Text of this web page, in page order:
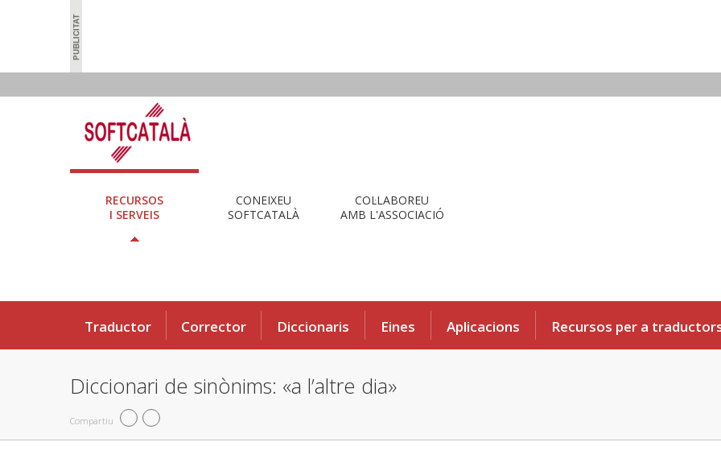
RECURSOS
I SERVEIS
CONEIXEU
SOFTCATALÀ
COL·LABOREU
AMB L'ASSOCIACIÓ
Traductor Corrector Diccionaris Eines Aplicacions Recursos per a
Diccionari de sinònims: «a l’altre dia»
Compartiu